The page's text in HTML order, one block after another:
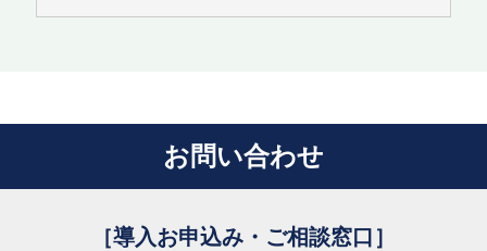
お問い合わせ
［導入お申込み・ご相談窓口］